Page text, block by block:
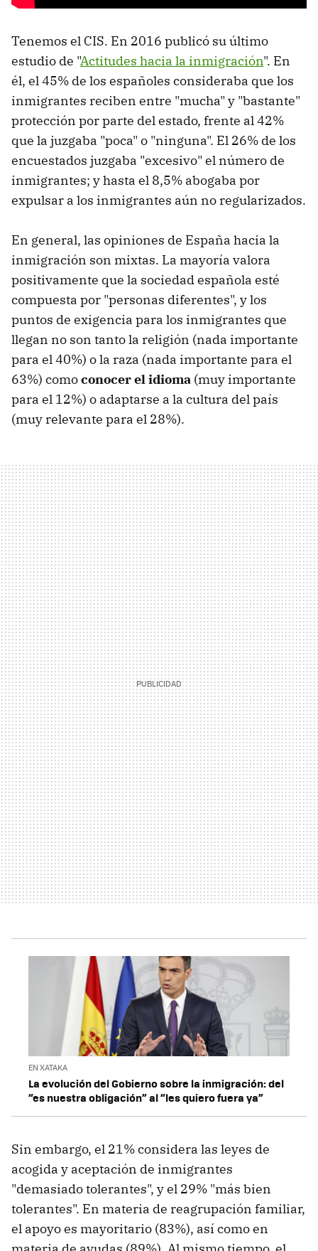
Tenemos el CIS. En 2016 publicó su último
estudio de "Actitudes hacia la inmigración". En
él, el 45% de los españoles consideraba que los
inmigrantes reciben entre "mucha" y "bastante"
protección por parte del estado, frente al 42%
que la juzgaba "poca" o "ninguna". El 26% de los
encuestados juzgaba "excesivo" el número de
inmigrantes; y hasta el 8,5% abogaba por
expulsar a los inmigrantes aún no regularizados.
En general, las opiniones de España hacia la
inmigración son mixtas. La mayoría valora
positivamente que la sociedad española esté
compuesta por "personas diferentes", y los
puntos de exigencia para los inmigrantes que
llegan no son tanto la religión (nada importante
para el 40%) o la raza (nada importante para el
63%) comoconocer el idioma (muy importante
para el 12%) o adaptarse a la cultura del país
(muy relevante para el 28%).
EN XATAKA
La evolución del Gobierno sobre la inmigración: del
“es nuestra obligación” al “les quiero fuera ya”
Sin embargo, el 21% considera las leyes de
acogida y aceptación de inmigrantes
"demasiado tolerantes", y el 29% "más bien
tolerantes". En materia de reagrupación familiar,
el apoyo es mayoritario (83%), así como en